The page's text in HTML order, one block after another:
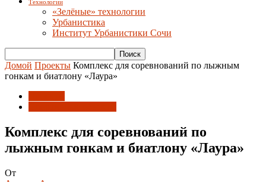
Технологии
«Зелёные» технологии
Урбанистика
Институт Урбанистики Сочи
Домой Проекты Комплекс для соревнований по лыжным
гонкам и биатлону «Лаура»
Комплекс для соревнований по
лыжным гонкам и биатлону «Лаура»
От